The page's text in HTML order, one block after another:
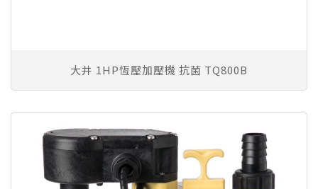
大井 1HP恆壓加壓機 抗菌 TQ800B